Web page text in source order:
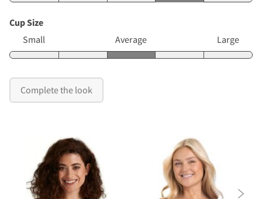
Cup Size
Small
Average Large
Complete the look
